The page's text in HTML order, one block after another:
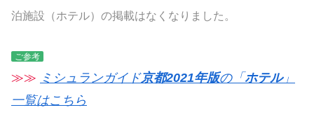
泊施設（ホテル）の掲載はなくなりました。
ご参考
≫≫ ミシュランガイド京都2021年版の「ホテル」
一覧はこちら